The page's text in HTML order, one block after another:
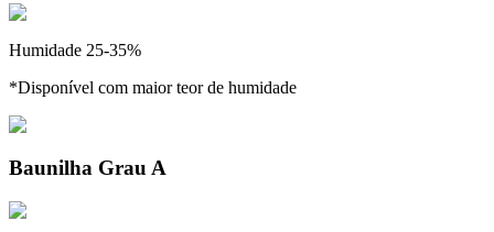
Humidade 25-35%
*Disponível com maior teor de humidade
Baunilha Grau A